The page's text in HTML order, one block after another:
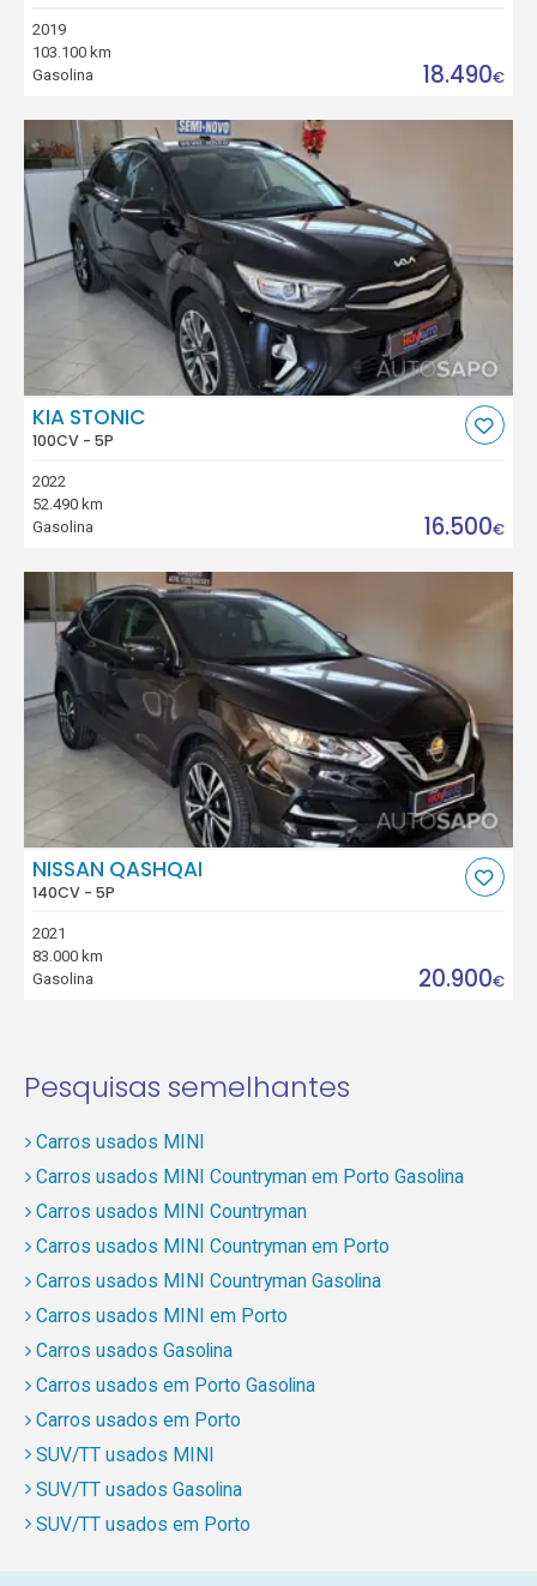
2019
103.100 km
Gasolina
18.490€
KIA STONIC
100CV - 5P
2022
52.490 km
Gasolina
16.500€
NISSAN QASHQAI
140CV - 5P
2021
83.000 km
Gasolina
20.900€
Pesquisas semelhantes
Carros usados MINI
Carros usados MINI Countryman em Porto Gasolina
Carros usados MINI Countryman
Carros usados MINI Countryman em Porto
Carros usados MINI Countryman Gasolina
Carros usados MINI em Porto
Carros usados Gasolina
Carros usados em Porto Gasolina
Carros usados em Porto
SUV/TT usados MINI
SUV/TT usados Gasolina
SUV/TT usados em Porto